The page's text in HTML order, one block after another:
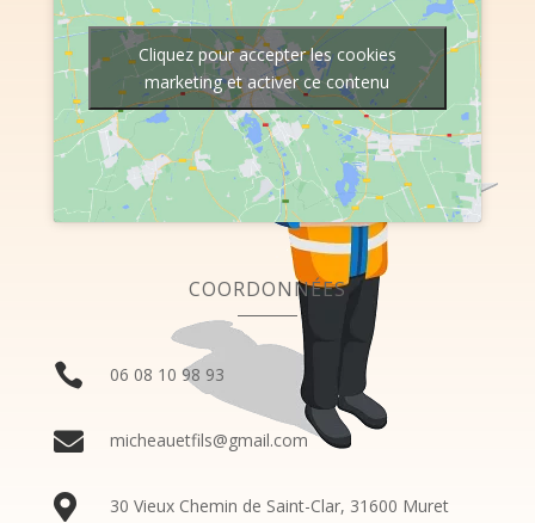
Cliquez pour accepter les cookies
marketing et activer ce contenu
COORDONNÉES
 06 08 10 98 93
 micheauetfils@gmail.com
 30 Vieux Chemin de Saint-Clar, 31600 Muret